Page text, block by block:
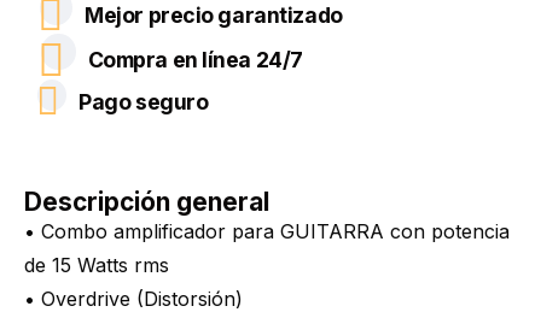
Mejor precio garantizado
Compra en línea 24/7
Pago seguro
Descripción general
• Combo amplificador para GUITARRA con potencia
de 15 Watts rms
• Overdrive (Distorsión)